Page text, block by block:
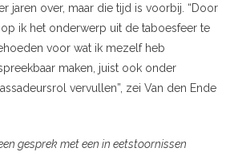
jaren over, maar die tijd is voorbij. “Door
ik het onderwerp uit de taboesfeer te
voor wat ik mezelf heb
maken, juist ook onder
vervullen”, zei Van den Ende
gesprek met een in eetstoornissen